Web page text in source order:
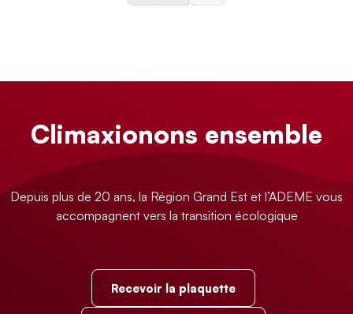
Climaxionons ensemble
Depuis plus de 20 ans, la Région Grand Est et l’ADEME vous
accompagnent vers la transition écologique
Recevoir la plaquette